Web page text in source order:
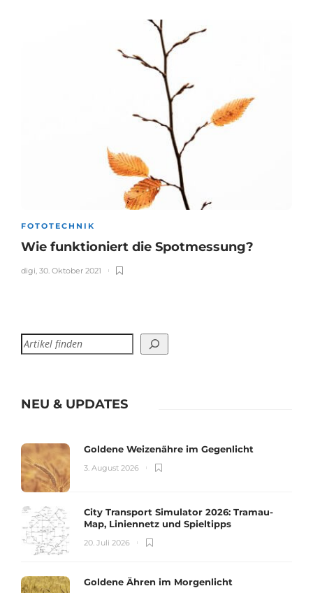
FOTOTECHNIK
Wie funktioniert die Spotmessung?
digi 30. Oktober 2021
NEU & UPDATES
Goldene Weizenähre im Gegenlicht
3. August 2026
City Transport Simulator 2026: Tramau-
Map, Liniennetz und Spieltipps
20. Juli 2026
Goldene Ähren im Morgenlicht